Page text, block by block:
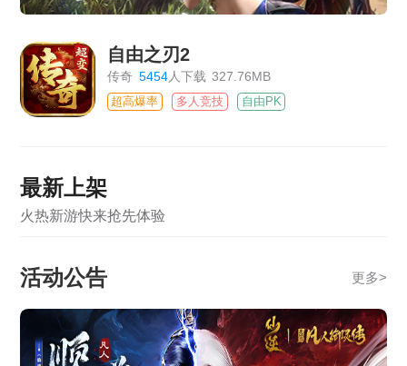
自由之刃2
传奇 5454人下载 327.76MB
超高爆率 多人竞技 自由PK
最新上架
火热新游快来抢先体验
活动公告 更多>